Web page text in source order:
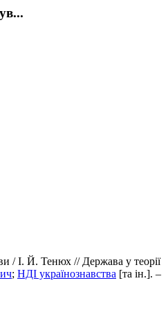
/ І. Й. Тенюх // Держава у теорії
; НДІ українознавства [та ін.]. –